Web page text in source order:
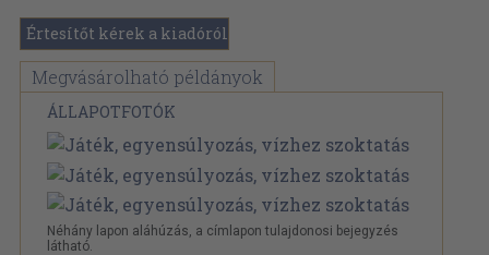
Értesítőt kérek a kiadóról
Megvásárolható példányok
ÁLLAPOTFOTÓK
Néhány lapon aláhúzás, a címlapon tulajdonosi bejegyzés
látható.